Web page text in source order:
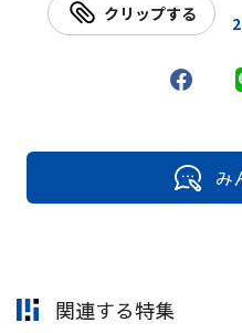
クリップする 2
み
関連する特集